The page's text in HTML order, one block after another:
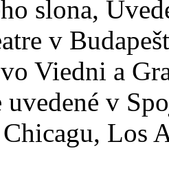
slona,
v
Viedni a
uvedené v
Los